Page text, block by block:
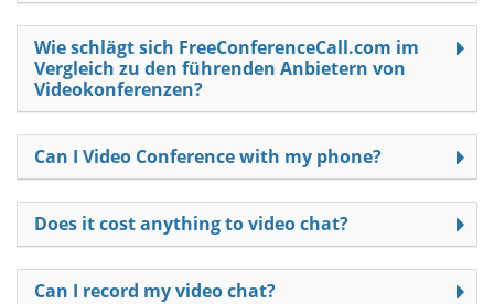
Wie schlägt sich FreeConferenceCall.com im
Vergleich zu den führenden Anbietern von
Videokonferenzen?
Can I Video Conference with my phone?
Does it cost anything to video chat?
Can I record my video chat?